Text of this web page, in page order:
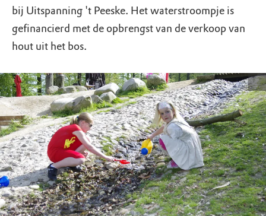
bij Uitspanning 't Peeske. Het waterstroompje is
gefinancierd met de opbrengst van de verkoop van
hout uit het bos.